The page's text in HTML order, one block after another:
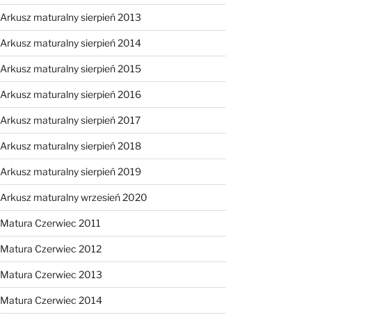
Arkusz maturalny sierpień 2013
Arkusz maturalny sierpień 2014
Arkusz maturalny sierpień 2015
Arkusz maturalny sierpień 2016
Arkusz maturalny sierpień 2017
Arkusz maturalny sierpień 2018
Arkusz maturalny sierpień 2019
Arkusz maturalny wrzesień 2020
Matura Czerwiec 2011
Matura Czerwiec 2012
Matura Czerwiec 2013
Matura Czerwiec 2014